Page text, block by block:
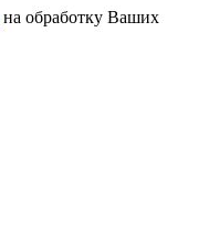
на обработку Ваших